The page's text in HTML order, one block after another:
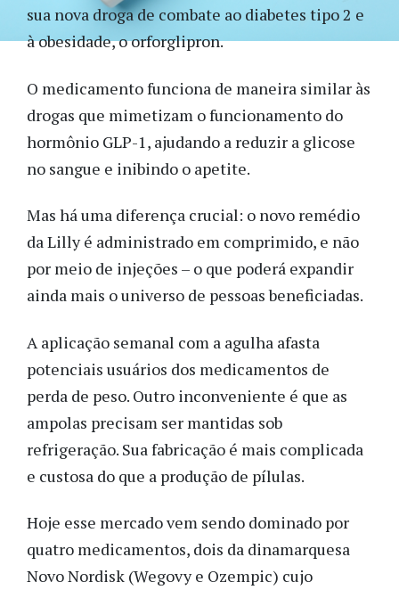
sua nova droga de combate ao diabetes tipo 2 e
à obesidade, o orforglipron.
O medicamento funciona de maneira similar às
drogas que mimetizam o funcionamento do
hormônio GLP-1, ajudando a reduzir a glicose
no sangue e inibindo o apetite.
Mas há uma diferença crucial: o novo remédio
da Lilly é administrado em comprimido, e não
por meio de injeções – o que poderá expandir
ainda mais o universo de pessoas beneficiadas.
A aplicação semanal com a agulha afasta
potenciais usuários dos medicamentos de
perda de peso. Outro inconveniente é que as
ampolas precisam ser mantidas sob
refrigeração. Sua fabricação é mais complicada
e custosa do que a produção de pílulas.
Hoje esse mercado vem sendo dominado por
quatro medicamentos, dois da dinamarquesa
Novo Nordisk (Wegovy e Ozempic) cujo